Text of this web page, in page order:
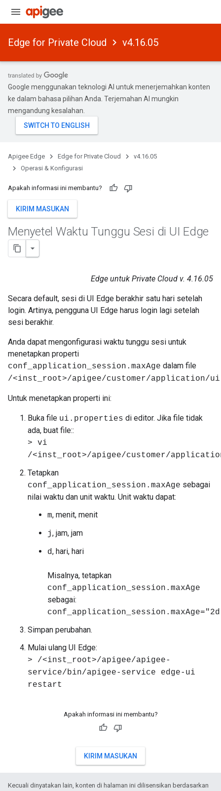
Edge for Private Cloud v4.16.05
Google menggunakan teknologi AI untuk menerjemahkan konten
ke dalam bahasa pilihan Anda. Terjemahan AI mungkin
mengandung kesalahan.
Apigee Edge Edge for Private Cloud
v4.16.05
Operasi & Konfigurasi
Apakah informasi ini membantu?
KIRIM MASUKAN
Menyetel Waktu Tunggu Sesi di UI Edge
Edge untuk Private Cloud v. 4.16.05
Secara default, sesi di UI Edge berakhir satu hari setelah
login. Artinya, pengguna UI Edge harus login lagi setelah
sesi berakhir.
Anda dapat mengonfigurasi waktu tunggu sesi untuk
menetapkan properti
conf_application_session.maxAge dalam file
/<inst_root>/apigee/customer/application/
Untuk menetapkan properti ini:
Buka file ui.properties di editor. Jika file tidak
ada, buat file::
> vi
/<inst_root>/apigee/customer/
Tetapkan
conf_application_session.maxAge sebagai
nilai waktu dan unit waktu. Unit waktu dapat:
m, menit, menit
j, jam, jam
d, hari, hari
Misalnya, tetapkan
conf_application_session.maxAge
sebagai:
Simpan perubahan.
Mulai ulang UI Edge:
> /<inst_root>/apigee/apigee-
service/bin/apigee-service edge-ui
restart
Apakah informasi ini membantu?
KIRIM MASUKAN
Kecuali dinyatakan lain, konten di halaman ini dilisensikan berdasarkan